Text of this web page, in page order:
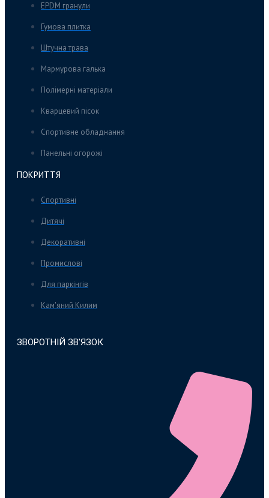
EPDM гранули
Гумова плитка
Штучна трава
Мармурова галька
Полімерні матеріали
Кварцевий пісок
Спортивне обладнання
Панельні огорожі
ПОКРИТТЯ
Спортивні
Дитячі
Декоративні
Промислові
Для паркінгів
Кам'яний Килим
ЗВОРОТНІЙ ЗВ'ЯЗОК